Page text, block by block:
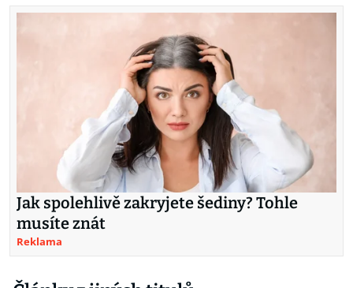
Jak spolehlivě zakryjete šediny? Tohle
musíte znát
Reklama